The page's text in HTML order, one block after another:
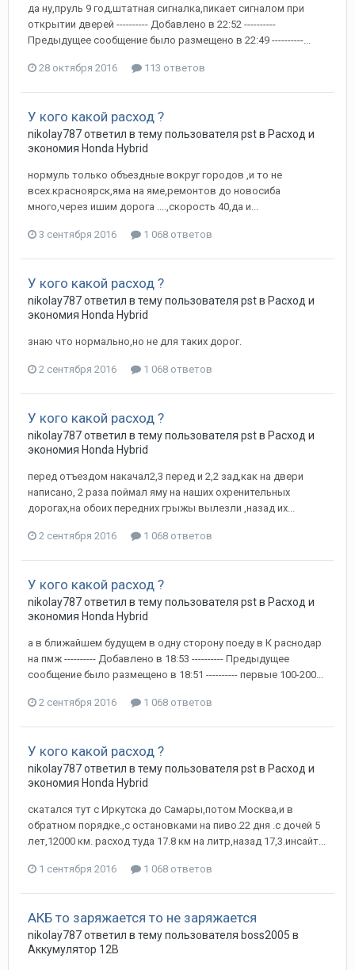
да ну,пруль 9 год,штатная сигналка,пикает сигналом при
открытии дверей ---------- Добавлено в 22:52 ----------
Предыдущее сообщение было размещено в 22:49 ----------...
28 октября 2016 113 ответов
У кого какой расход ?
nikolay787ответил в тему пользователя pstв Расход и
экономия Honda Hybrid
нормуль только объездные вокруг городов ,и то не
всех.красноярск,яма на яме,ремонтов до новосиба
много,через ишим дорога ....,скорость 40,да и...
3 сентября 2016 1 068 ответов
У кого какой расход ?
nikolay787ответил в тему пользователя pstв Расход и
экономия Honda Hybrid
знаю что нормально,но не для таких дорог.
2 сентября 2016 1 068 ответов
У кого какой расход ?
nikolay787ответил в тему пользователя pstв Расход и
экономия Honda Hybrid
перед отъездом накачал2,3 перед и 2,2 зад,как на двери
написано, 2 раза поймал яму на наших охренительных
дорогах,на обоих передних грыжы вылезли ,назад их...
2 сентября 2016 1 068 ответов
У кого какой расход ?
nikolay787ответил в тему пользователя pstв Расход и
экономия Honda Hybrid
а в ближайшем будущем в одну сторону поеду в К раснодар
на пмж ---------- Добавлено в 18:53 ---------- Предыдущее
сообщение было размещено в 18:51 ---------- первые 100-200...
2 сентября 2016 1 068 ответов
У кого какой расход ?
nikolay787ответил в тему пользователя pstв Расход и
экономия Honda Hybrid
скатался тут с Иркутска до Самары,потом Москва,и в
обратном порядке.,с остановками на пиво.22 дня .с дочей 5
лет,12000 км. расход туда 17.8 км на литр,назад 17,3.инсайт...
1 сентября 2016 1 068 ответов
АКБ то заряжается то не заряжается
nikolay787ответил в тему пользователя boss2005 в
Аккумулятор 12В